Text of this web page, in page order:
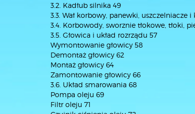
3.2. Kadłub silnika 49
3.3. Wał korbowy, panewki, uszczelniacze
3.4. Korbowody, sworznie tłokowe, tłoki,
3.5. Głowica i układ rozrządu 57
Wymontowanie głowicy 58
Demontaż głowicy 62
Montaż głowicy 64
Zamontowanie głowicy 66
3.6. Układ smarowania 68
Pompa oleju 69
Filtr oleju 71